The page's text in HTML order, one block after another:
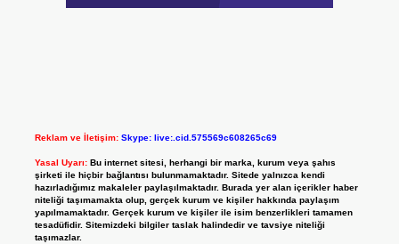
Reklam ve İletişim: Skype: live:.cid.575569c608265c69
Yasal Uyarı: Bu internet sitesi, herhangi bir marka, kurum veya şahıs
şirketi ile hiçbir bağlantısı bulunmamaktadır. Sitede yalnızca kendi
hazırladığımız makaleler paylaşılmaktadır. Burada yer alan içerikler haber
niteliği taşımamakta olup, gerçek kurum ve kişiler hakkında paylaşım
yapılmamaktadır. Gerçek kurum ve kişiler ile isim benzerlikleri tamamen
tesadüfidir. Sitemizdeki bilgiler taslak halindedir ve tavsiye niteliği
taşımazlar.